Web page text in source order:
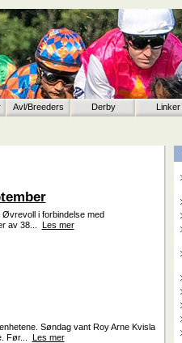
Avl/Breeders Derby Linker
Øvrevoll i forbindelse med
av 38...
Les mer
Søndag vant Roy Arne Kvisla
Før... Les mer